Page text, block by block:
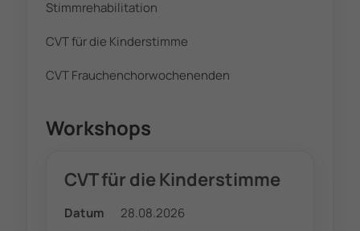
Stimmrehabilitation
CVT für die Kinderstimme
CVT Frauchenchorwochenenden
Workshops
CVT für die Kinderstimme
Datum
28.08.2026